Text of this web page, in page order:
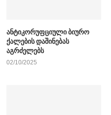
ანტიკორუფციული ბიურო
ქალების დაშინებას
აგრძელებს
02/10/2025